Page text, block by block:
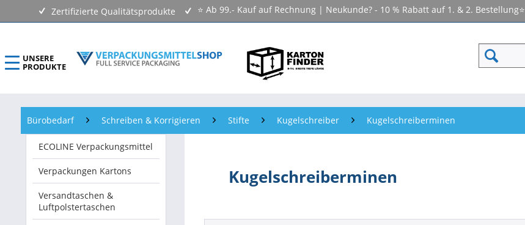
Zertifizierte Qualitätsprodukte ⭐ Ab 99.- Kauf auf Rechnung | Neukunde? - 10 % Rabatt auf 1. & 2. Bestellung⭐
UNSERE
PRODUKTE
ECOLINE Verpackungsmittel
Verpackungen Kartons
Versandtaschen & Luftpolstertaschen
Klebebänder & Verschlussmittel
Kennzeichnungsmittel & Etiketten
Bürobedarf Schreiben & Korrigieren Stifte Kugelschreiber Kugelschreiberminen
ECOLINE Verpackungsmittel
Verpackungen Kartons
Versandtaschen &
Luftpolstertaschen
Kugelschreiberminen